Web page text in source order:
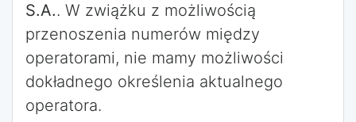
S.A.. W zwiążku z możliwością
przenoszenia numerów między
operatorami, nie mamy możliwości
dokładnego określenia aktualnego
operatora.